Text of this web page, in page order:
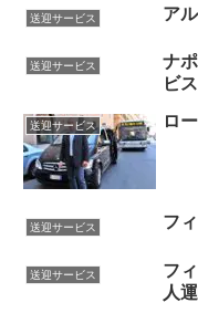
送迎サービス ア
送迎サービス
ナ
ビス
送迎サービス ロ
送迎サービス フ
送迎サービス
フ
人